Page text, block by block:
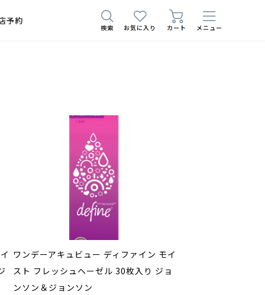
予約
検索 お気に入り カート メニュー
ワンデーアキュビュー ディファイン モイ
スト フレッシュヘーゼル 30枚入り ジョ
ンソン＆ジョンソン